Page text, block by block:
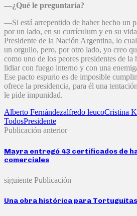
—¿Qué le preguntaría?
—Si está arrepentido de haber hecho un
por un lado, en su currículum y en su
Presidente de la Nación Argentina, lo
un orgullo, pero, por otro lado, yo creo
como uno de los peores presidentes de
lidiar con fuego interno y con una
Ese pacto espurio es de imposible
ofrece la presidencia, para él una
le pide impunidad.
Alberto Fernándezalfredo leucoCristina
TodosPresidente
Publicación anterior
Mayra entregó 43 certificados de
comerciales
siguiente Publicación
Una obra histórica para Tortuguitas